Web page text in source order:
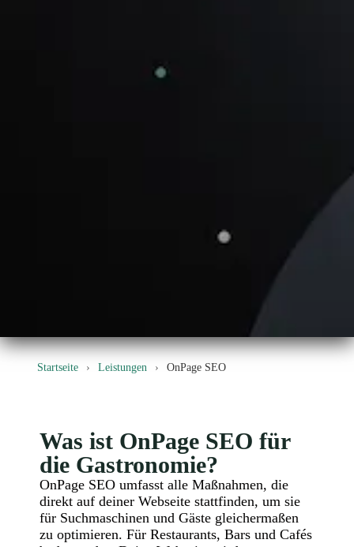
Startseite › Leistungen › OnPage SEO
Was ist OnPage SEO für
die Gastronomie?
OnPage SEO umfasst alle Maßnahmen, die
direkt auf deiner Webseite stattfinden, um sie
für Suchmaschinen und Gäste gleichermaßen
zu optimieren. Für Restaurants, Bars und Cafés